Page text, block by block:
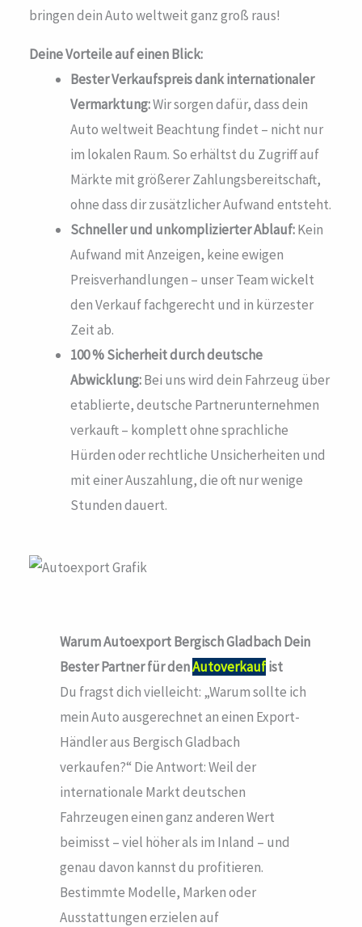
bringen dein Auto weltweit ganz groß raus!
Deine Vorteile auf einen Blick:
Bester Verkaufspreis dank internationaler
Vermarktung:Wir sorgen dafür, dass dein
Auto weltweit Beachtung findet – nicht nur
im lokalen Raum. So erhältst du Zugriff auf
Märkte mit größerer Zahlungsbereitschaft,
ohne dass dir zusätzlicher Aufwand entsteht.
Schneller und unkomplizierter Ablauf:Kein
Aufwand mit Anzeigen, keine ewigen
Preisverhandlungen – unser Team wickelt
den Verkauf fachgerecht und in kürzester
Zeit ab.
100 % Sicherheit durch deutsche
Abwicklung:Bei uns wird dein Fahrzeug über
etablierte, deutsche Partnerunternehmen
verkauft – komplett ohne sprachliche
Hürden oder rechtliche Unsicherheiten und
mit einer Auszahlung, die oft nur wenige
Stunden dauert.
Warum Autoexport Bergisch GladbachDein
Bester Partner für denAutoverkaufist
Du fragst dich vielleicht: „Warum sollte ich
mein Auto ausgerechnet an einen Export-
Händler aus Bergisch Gladbach
verkaufen?“ Die Antwort: Weil der
internationale Markt deutschen
Fahrzeugen einen ganz anderen Wert
beimisst – viel höher als im Inland – und
genau davon kannst du profitieren.
Bestimmte Modelle, Marken oder
Ausstattungen erzielen auf